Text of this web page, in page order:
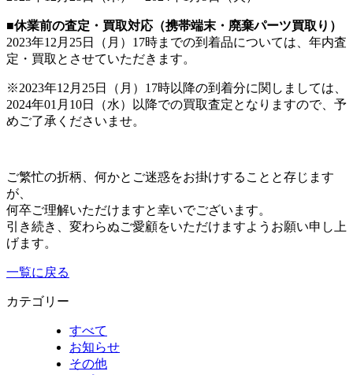
■休業前の査定・買取対応（携帯端末・廃棄パーツ買取り）
2023年12月25日（月）17時までの到着品については、年内査
定・買取とさせていただきます。
※2023年12月25日（月）17時以降の到着分に関しましては、
2024年01月10日（水）以降での買取査定となりますので、予
めご了承くださいませ。
ご繁忙の折柄、何かとご迷惑をお掛けすることと存じます
が、
何卒ご理解いただけますと幸いでございます。
引き続き、変わらぬご愛顧をいただけますようお願い申し上
げます。
一覧に戻る
カテゴリー
すべて
お知らせ
その他